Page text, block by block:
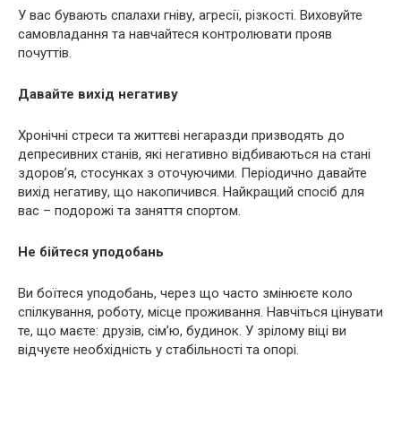
У вас бувають спалахи гніву, агресії, різкості. Виховуйте
самовладання та навчайтеся контролювати прояв
почуттів.
Давайте вихід негативу
Хронічні стреси та життєві негаразди призводять до
депресивних станів, які негативно відбиваються на стані
здоров’я, стосунках з оточуючими. Періодично давайте
вихід негативу, що накопичився. Найкращий спосіб для
вас – подорожі та заняття спортом.
Не бійтеся уподобань
Ви боїтеся уподобань, через що часто змінюєте коло
спілкування, роботу, місце проживання. Навчіться цінувати
те, що маєте: друзів, сім’ю, будинок. У зрілому віці ви
відчуєте необхідність у стабільності та опорі.